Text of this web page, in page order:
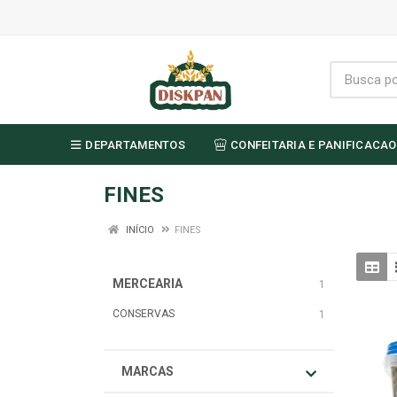
DEPARTAMENTOS CONFEITARIA E PANIFICACAO
FINES
INÍCIO FINES
MERCEARIA 1
CONSERVAS 1
MARCAS